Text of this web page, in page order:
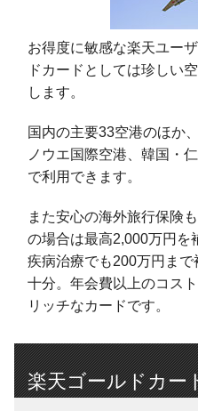
お得度に敏感な楽天ユー
ドカードとしては珍しい
します。
国内の主要33空港のほか
ノウエ国際空港、韓国・
で利用できます。
また安心の海外旅行保険
の場合は最高2,000万円を
疾病治療でも200万円ま
十分。年会費以上のコス
リッチなカードです。
楽天ゴールドカー